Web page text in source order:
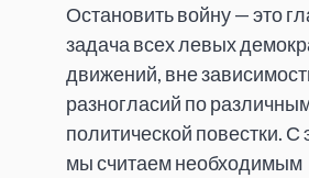
Остановить войну — это
задача всех левых
движений, вне
разногласий по
политической повестки. С
мы считаем необходимым